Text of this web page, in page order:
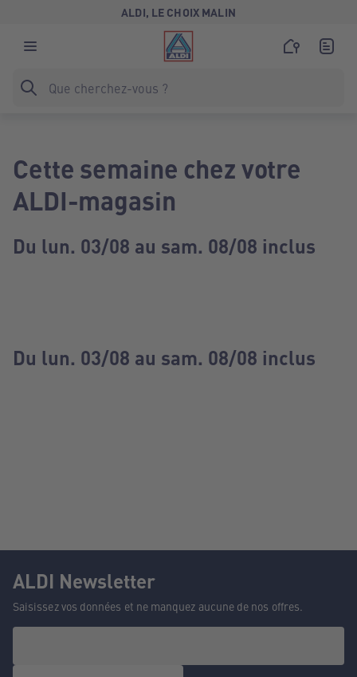
ALDI, LE CHOIX MALIN
Cette semaine chez votre
ALDI-magasin
Du lun. 03/08 au sam. 08/08 inclus
Du lun. 03/08 au sam. 08/08 inclus
ALDI Newsletter
Saisissez vos données et ne manquez aucune de nos offres.